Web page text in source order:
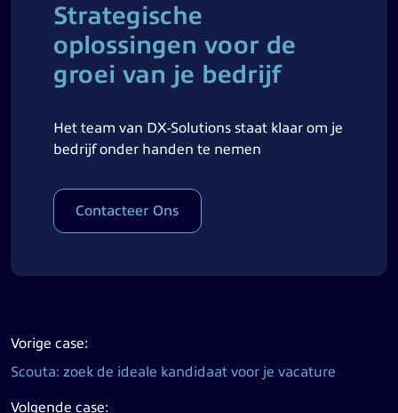
Strategische
oplossingen voor de
groei van je bedrijf
Het team van DX-Solutions staat klaar om je
bedrijf onder handen te nemen
Contacteer Ons
Vorige case:
Scouta: zoek de ideale kandidaat voor je vacature
Volgende case: